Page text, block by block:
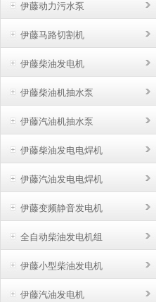
伊藤动力污水泵
伊藤马路切割机
伊藤柴油发电机
伊藤柴油机抽水泵
伊藤汽油机抽水泵
伊藤柴油发电电焊机
伊藤汽油发电电焊机
伊藤变频静音发电机
全自动柴油发电机组
伊藤小型柴油发电机
伊藤汽油发电机